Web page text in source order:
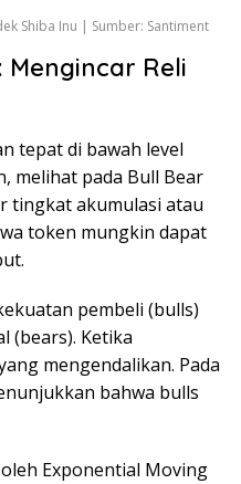
Shiba Inu | Sumber: Santiment
Mengincar Reli
tepat di bawah level
melihat pada Bull Bear
tingkat akumulasi atau
token mungkin dapat
pembeli (bulls)
(bears). Ketika
mengendalikan. Pada
bahwa bulls
Exponential Moving